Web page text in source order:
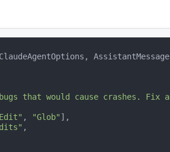
that would cause crashes. Fix
, "Glob" ],
,